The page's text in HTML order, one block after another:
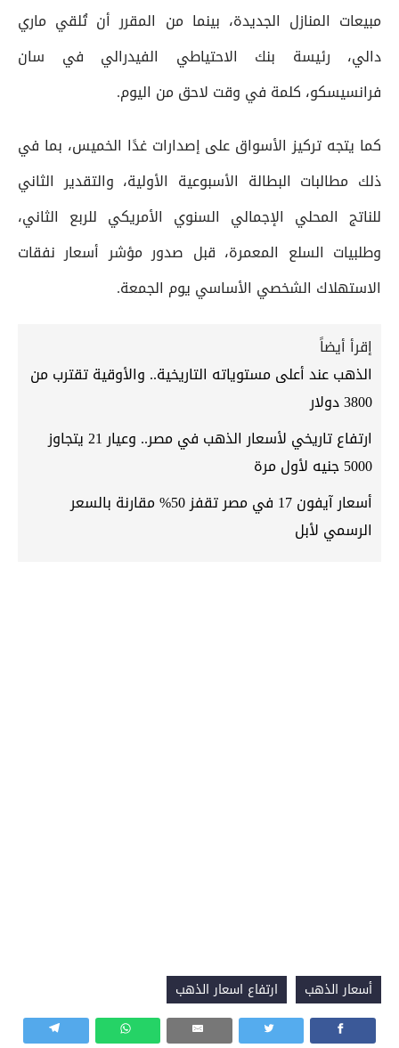
مبيعات المنازل الجديدة، بينما من المقرر أن تُلقي ماري
دالي، رئيسة بنك الاحتياطي الفيدرالي في سان
فرانسيسكو، كلمة في وقت لاحق من اليوم.
كما يتجه تركيز الأسواق على إصدارات غدًا الخميس، بما في
ذلك مطالبات البطالة الأسبوعية الأولية، والتقدير الثاني
للناتج المحلي الإجمالي السنوي الأمريكي للربع الثاني،
وطلبيات السلع المعمرة، قبل صدور مؤشر أسعار نفقات
الاستهلاك الشخصي الأساسي يوم الجمعة.
إقرأ أيضاً
الذهب عند أعلى مستوياته التاريخية.. والأوقية تقترب من
3800 دولار
ارتفاع تاريخي لأسعار الذهب في مصر.. وعيار 21 يتجاوز
5000 جنيه لأول مرة
أسعار آيفون 17 في مصر تقفز 50% مقارنة بالسعر
الرسمي لأبل
أسعار الذهب ارتفاع اسعار الذهب